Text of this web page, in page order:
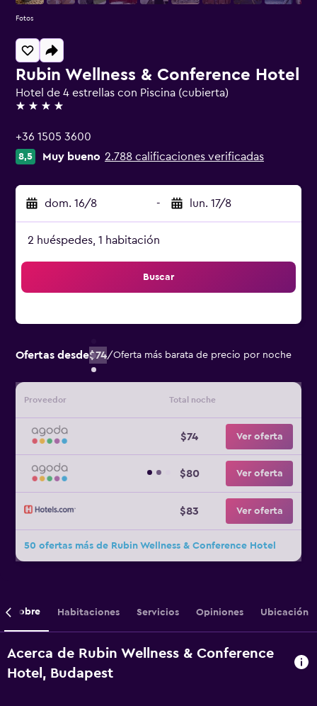
Rubin Wellness & Conference Hotel
Hotel de 4 estrellas con Piscina (cubierta)
4 estrellas
+36 1505 3600
8,5 Muy bueno 2.788 calificaciones verificadas
dom. 16/8 - lun. 17/8
2 huéspedes, 1 habitación
Buscar
Ofertas desde$74/Oferta más barata de precio por noche
Proveedor Total noche
$74 Ver oferta
$80 Ver oferta
$83 Ver oferta
50 ofertas más de Rubin Wellness & Conference Hotel
Fotos
Sobre Habitaciones Servicios Opiniones Ubicación
Acerca de Rubin Wellness & Conference
Hotel, Budapest